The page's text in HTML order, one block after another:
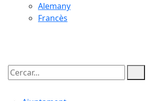
Alemany
Francès
Cercar: